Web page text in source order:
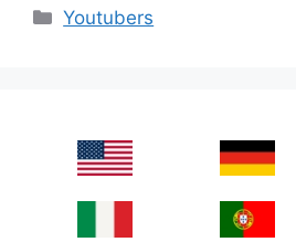
Categories
Youtubers